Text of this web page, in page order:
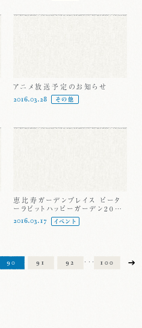
アニメ放送予定のお知らせ
2016.03.28 その他
恵比寿ガーデンプレイス ピータ
ーラビットハッピーガーデン2016
開催
2016.03.17 イベント
90 91 92 ・・・ 100